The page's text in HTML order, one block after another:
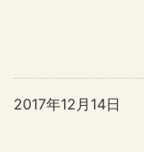
2017年12月14日